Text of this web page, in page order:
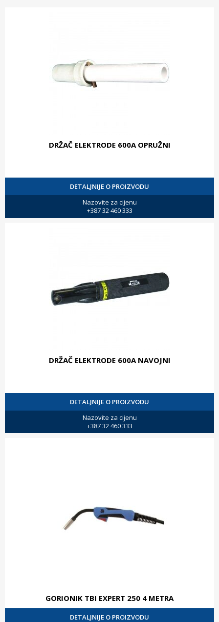
DRŽAČ ELEKTRODE 600A OPRUŽNI
DETALJNIJE O PROIZVODU
Nazovite za cijenu
+387 32 460 333
DRŽAČ ELEKTRODE 600A NAVOJNI
DETALJNIJE O PROIZVODU
Nazovite za cijenu
+387 32 460 333
GORIONIK TBI EXPERT 250 4 METRA
DETALJNIJE O PROIZVODU